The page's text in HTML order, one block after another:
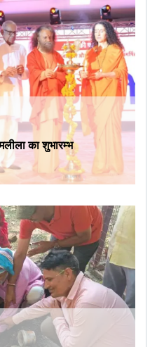
का शुभारम्भ